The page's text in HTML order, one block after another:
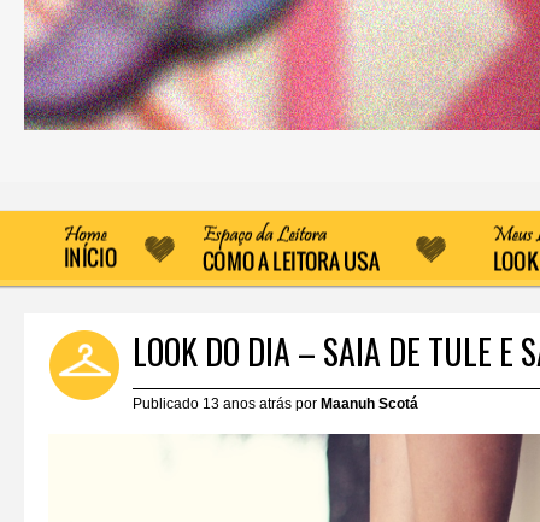
LOOK DO DIA – SAIA DE TULE E
Publicado 13 anos atrás por Maanuh Scotá